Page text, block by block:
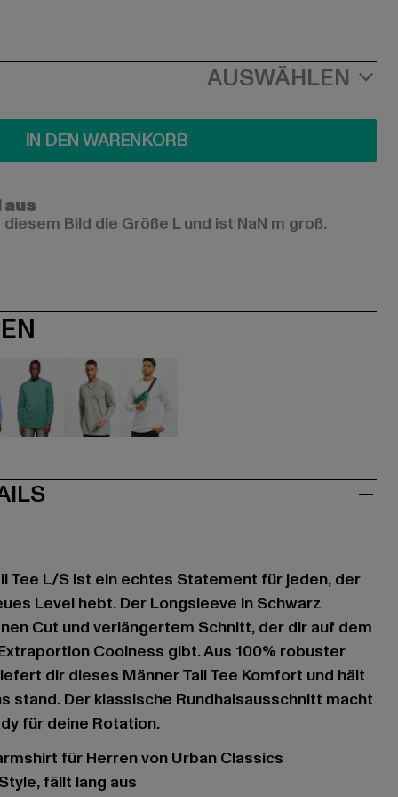
AUSWÄHLEN
IN DEN WARENKORB
Bild die Größe L und ist NaN m groß.
Tee L/S ist ein echtes Statement für jeden, der
Level hebt. Der Longsleeve in Schwarz
Cut und verlängertem Schnitt, der dir auf dem
Coolness gibt. Aus 100% robuster
dir dieses Männer Tall Tee Komfort und hält
stand. Der klassische Rundhalsausschnitt macht
für deine Rotation.
für Herren von Urban Classics
fällt lang aus